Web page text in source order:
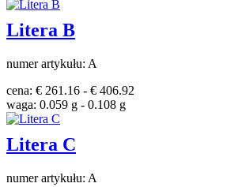
Litera B
numer artykułu: A
cena: € 261.16 - € 406.92
waga: 0.059 g - 0.108 g
Litera C
numer artykułu: A